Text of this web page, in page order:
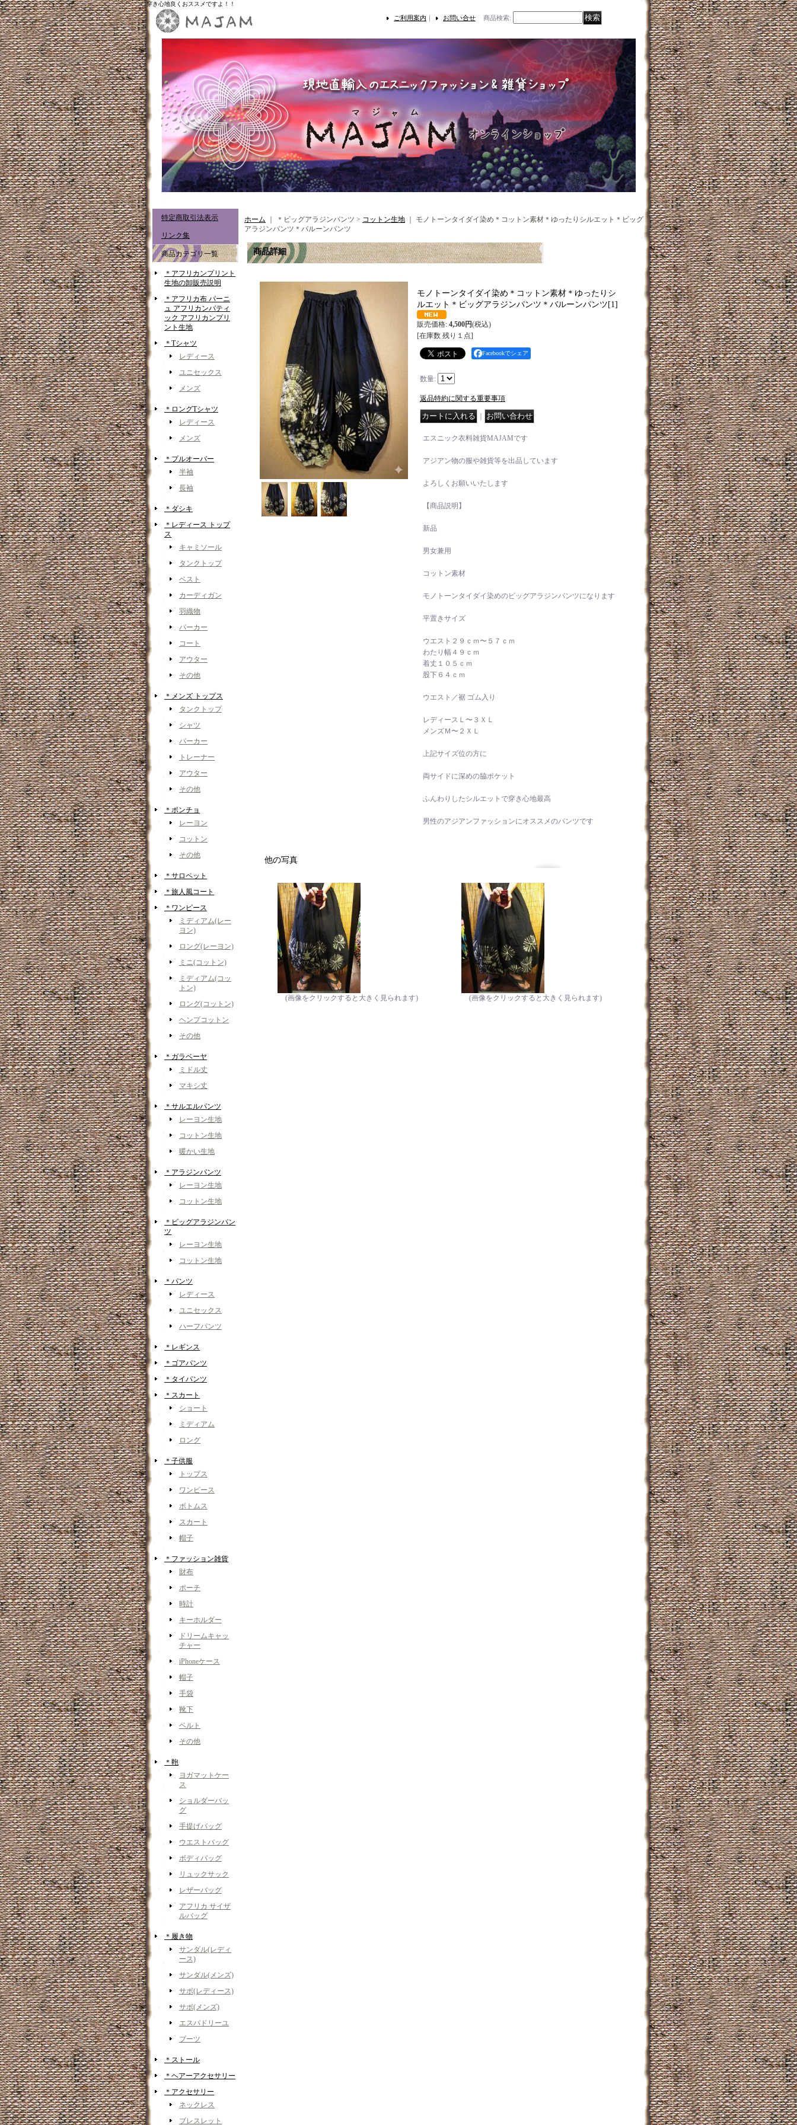
穿き心地良くおススメですよ！！
ご利用案内 ｜ お問い合せ 商品検索:
特定商取引法表示
リンク集
商品カテゴリ一覧
＊アフリカンプリント
生地の卸販売説明
＊アフリカ布 パーニ
ュ アフリカンバティ
ック アフリカンプリ
ント生地
＊Tシャツ
レディース
ユニセックス
メンズ
＊ロングTシャツ
レディース
メンズ
＊プルオーバー
半袖
長袖
＊ダシキ
＊レディース トップ
ス
キャミソール
タンクトップ
ベスト
カーディガン
羽織物
パーカー
コート
アウター
その他
＊メンズ トップス
タンクトップ
シャツ
パーカー
トレーナー
アウター
その他
＊ポンチョ
レーヨン
コットン
その他
＊サロペット
＊旅人風コート
＊ワンピース
ミディアム(レー
ヨン)
ロング(レーヨン)
ミニ(コットン)
ミディアム(コッ
トン)
ロング(コットン)
ヘンプコットン
その他
＊ガラベーヤ
ミドル丈
マキシ丈
＊サルエルパンツ
レーヨン生地
コットン生地
暖かい生地
＊アラジンパンツ
レーヨン生地
コットン生地
＊ビッグアラジンパン
ツ
レーヨン生地
コットン生地
＊パンツ
レディース
ユニセックス
ハーフパンツ
＊レギンス
＊ゴアパンツ
＊タイパンツ
＊スカート
ショート
ミディアム
ロング
＊子供服
トップス
ワンピース
ボトムス
スカート
帽子
＊ファッション雑貨
財布
ポーチ
時計
キーホルダー
ドリームキャッ
チャー
iPhoneケース
帽子
手袋
靴下
ベルト
その他
＊鞄
ヨガマットケー
ス
ショルダーバッ
グ
手提げバッグ
ウエストバッグ
ボディバッグ
リュックサック
レザーバッグ
アフリカ サイザ
ルバッグ
＊履き物
サンダル(レディ
ース)
サンダル(メンズ)
サボ(レディース)
サボ(メンズ)
エスパドリーユ
ブーツ
＊ストール
＊ヘアーアクセサリー
＊アクセサリー
ネックレス
ブレスレット
ホーム ｜ ＊ビッグアラジンパンツ > コットン生地
モノトーンタイダイ染め＊コットン素材＊ゆったりシルエット＊ビッグ
アラジンパンツ＊バルーンパンツ
商品詳細
モノトーンタイダイ染め＊コットン素材＊ゆったりシ
ルエット＊ビッグアラジンパンツ＊バルーンパンツ [1]
販売価格: 4,500円(税込)
[在庫数 残り１点]
Facebookでシェア
数量:
返品特約に関する重要事項
エスニック衣料雑貨MAJAMです
アジアン物の服や雑貨等を出品しています
よろしくお願いいたします
【商品説明】
新品
男女兼用
コットン素材
モノトーンタイダイ染めのビッグアラジンパンツになります
平置きサイズ
ウエスト２９ｃｍ〜５７ｃｍ
わたり幅４９ｃｍ
着丈１０５ｃｍ
股下６４ｃｍ
ウエスト／裾 ゴム入り
レディースＬ〜３ＸＬ
メンズＭ〜２ＸＬ
上記サイズ位の方に
両サイドに深めの脇ポケット
ふんわりしたシルエットで穿き心地最高
男性のアジアンファッションにオススメのパンツです
他の写真
(画像をクリックすると大きく見られます) (画像をクリックすると大きく見られます)